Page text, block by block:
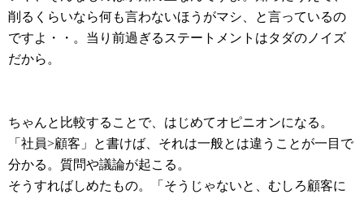
削るくらいなら何も言わないほうがマシ、と言っているの
ですよ・・。当り前過ぎるステートメントはタダのノイズ
だから。
ちゃんと比較することで、はじめてオピニオンになる。
「社員>顧客」と書けば、それは一般とは違うことが一目で
分かる。質問や議論が起こる。
そうすればしめたもの。「そうじゃないと、むしろ顧客に